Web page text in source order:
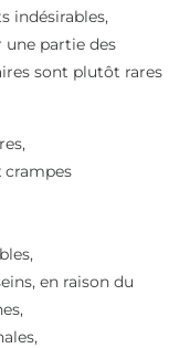
indésirables,
partie des
sont plutôt rares
crampes
en raison du